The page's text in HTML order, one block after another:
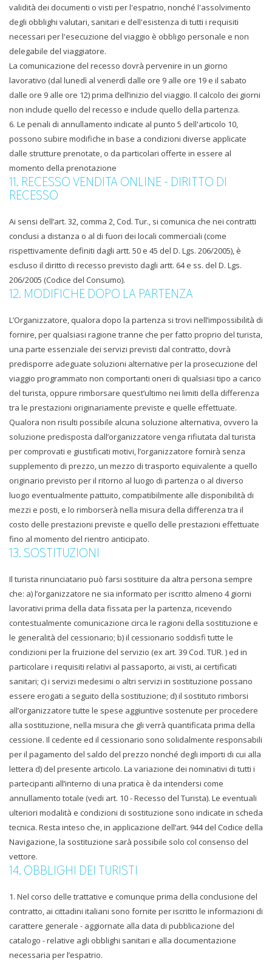
validità dei documenti o visti per l'espatrio, nonché l'assolvimento
degli obblighi valutari, sanitari e dell'esistenza di tutti i requisiti
necessari per l'esecuzione del viaggio è obbligo personale e non
delegabile del viaggiatore.
La comunicazione del recesso dovrà pervenire in un giorno
lavorativo (dal lunedì al venerdì dalle ore 9 alle ore 19 e il sabato
dalle ore 9 alle ore 12) prima dell’inizio del viaggio. Il calcolo dei giorni
non include quello del recesso e include quello della partenza.
6. Le penali di annullamento indicate al punto 5 dell'articolo 10,
possono subire modifiche in base a condizioni diverse applicate
dalle strutture prenotate, o da particolari offerte in essere al
momento della prenotazione
11. RECESSO VENDITA ONLINE - DIRITTO DI
RECESSO
Ai sensi dell’art. 32, comma 2, Cod. Tur., si comunica che nei contratti
conclusi a distanza o al di fuori dei locali commerciali (come
rispettivamente definiti dagli artt. 50 e 45 del D. Lgs. 206/2005), è
escluso il diritto di recesso previsto dagli artt. 64 e ss. del D. Lgs.
206/2005 (Codice del Consumo).
12. MODIFICHE DOPO LA PARTENZA
L’Organizzatore, qualora dopo la partenza si trovi nell’impossibilità di
fornire, per qualsiasi ragione tranne che per fatto proprio del turista,
una parte essenziale dei servizi previsti dal contratto, dovrà
predisporre adeguate soluzioni alternative per la prosecuzione del
viaggio programmato non comportanti oneri di qualsiasi tipo a carico
del turista, oppure rimborsare quest’ultimo nei limiti della differenza
tra le prestazioni originariamente previste e quelle effettuate.
Qualora non risulti possibile alcuna soluzione alternativa, ovvero la
soluzione predisposta dall’organizzatore venga rifiutata dal turista
per comprovati e giustificati motivi, l’organizzatore fornirà senza
supplemento di prezzo, un mezzo di trasporto equivalente a quello
originario previsto per il ritorno al luogo di partenza o al diverso
luogo eventualmente pattuito, compatibilmente alle disponibilità di
mezzi e posti, e lo rimborserà nella misura della differenza tra il
costo delle prestazioni previste e quello delle prestazioni effettuate
fino al momento del rientro anticipato.
13. SOSTITUZIONI
Il turista rinunciatario può farsi sostituire da altra persona sempre
che: a) l’organizzatore ne sia informato per iscritto almeno 4 giorni
lavorativi prima della data fissata per la partenza, ricevendo
contestualmente comunicazione circa le ragioni della sostituzione e
le generalità del cessionario; b) il cessionario soddisfi tutte le
condizioni per la fruizione del servizio (ex art. 39 Cod. TUR. ) ed in
particolare i requisiti relativi al passaporto, ai visti, ai certificati
sanitari; c) i servizi medesimi o altri servizi in sostituzione possano
essere erogati a seguito della sostituzione; d) il sostituto rimborsi
all’organizzatore tutte le spese aggiuntive sostenute per procedere
alla sostituzione, nella misura che gli verrà quantificata prima della
cessione. Il cedente ed il cessionario sono solidalmente responsabili
per il pagamento del saldo del prezzo nonché degli importi di cui alla
lettera d) del presente articolo. La variazione dei nominativi di tutti i
partecipanti all’interno di una pratica è da intendersi come
annullamento totale (vedi art. 10 - Recesso del Turista). Le eventuali
ulteriori modalità e condizioni di sostituzione sono indicate in scheda
tecnica. Resta inteso che, in applicazione dell’art. 944 del Codice della
Navigazione, la sostituzione sarà possibile solo col consenso del
vettore.
14. OBBLIGHI DEI TURISTI
1. Nel corso delle trattative e comunque prima della conclusione del
contratto, ai cittadini italiani sono fornite per iscritto le informazioni di
carattere generale - aggiornate alla data di pubblicazione del
catalogo - relative agli obblighi sanitari e alla documentazione
necessaria per l’espatrio.